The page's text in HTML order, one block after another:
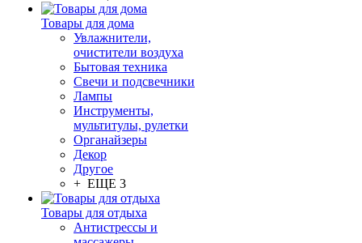
Товары для дома
Увлажнители,
очистители воздуха
Бытовая техника
Свечи и подсвечники
Лампы
Инструменты,
мультитулы, рулетки
Органайзеры
Декор
Другое
+ ЕЩЕ 3
Товары для отдыха
Антистрессы и